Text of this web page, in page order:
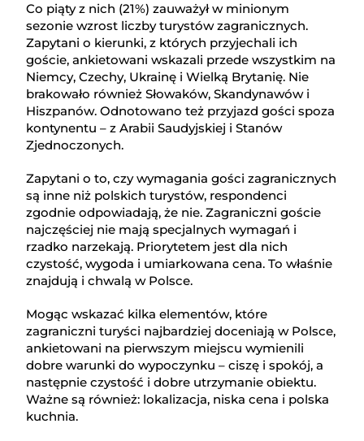
Co piąty z nich (21%) zauważył w minionym
sezonie wzrost liczby turystów zagranicznych.
Zapytani o kierunki, z których przyjechali ich
goście, ankietowani wskazali przede wszystkim na
Niemcy, Czechy, Ukrainę i Wielką Brytanię. Nie
brakowało również Słowaków, Skandynawów i
Hiszpanów. Odnotowano też przyjazd gości spoza
kontynentu – z Arabii Saudyjskiej i Stanów
Zjednoczonych.
Zapytani o to, czy wymagania gości zagranicznych
są inne niż polskich turystów, respondenci
zgodnie odpowiadają, że nie. Zagraniczni goście
najczęściej nie mają specjalnych wymagań i
rzadko narzekają. Priorytetem jest dla nich
czystość, wygoda i umiarkowana cena. To właśnie
znajdują i chwalą w Polsce.
Mogąc wskazać kilka elementów, które
zagraniczni turyści najbardziej doceniają w Polsce,
ankietowani na pierwszym miejscu wymienili
dobre warunki do wypoczynku – ciszę i spokój, a
następnie czystość i dobre utrzymanie obiektu.
Ważne są również: lokalizacja, niska cena i polska
kuchnia.